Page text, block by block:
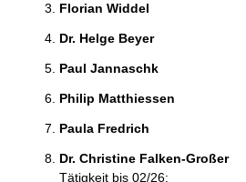
Florian Widdel
Dr. Helge Beyer
Paul Jannaschk
Philip Matthiessen
Paula Fredrich
Dr. Christine Falken-Großer
Tätigkeit bis 02/26: